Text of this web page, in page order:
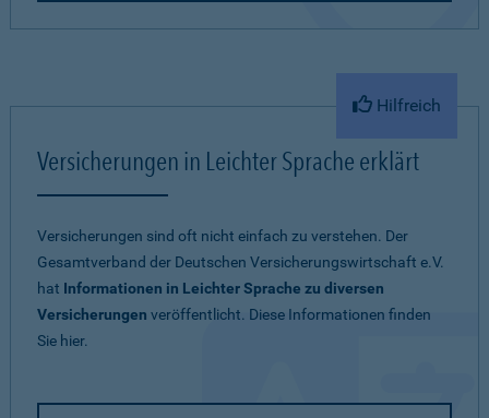
Hilfreich
Versicherungen in Leichter Sprache erklärt
Versicherungen sind oft nicht einfach zu verstehen. Der
Gesamtverband der Deutschen Versicherungswirtschaft e.V.
hat Informationen in Leichter Sprache zu diversen
Versicherungen veröffentlicht. Diese Informationen finden
Sie hier.